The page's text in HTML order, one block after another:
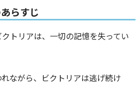
らすじ
トリアは、一切の記憶を失ってい
ながら、ビクトリアは逃げ続け